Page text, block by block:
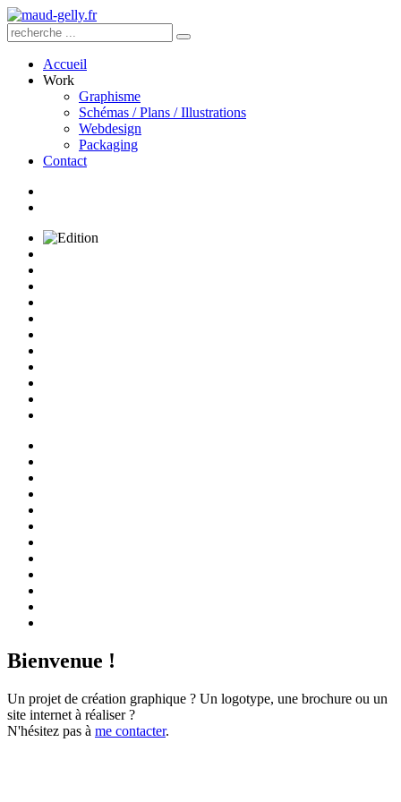
Accueil
Work
Graphisme
Schémas / Plans / Illustrations
Webdesign
Packaging
Contact
Bienvenue !
Un projet de création graphique ? Un logotype, une brochure ou un
site internet à réaliser ?
N'hésitez pas à me contacter.